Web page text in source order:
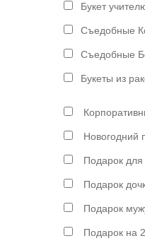
Букет
Съедобные
Съедобные
Букеты из
Новогодний
Подарок
Подарок
Подарок
Подарок на